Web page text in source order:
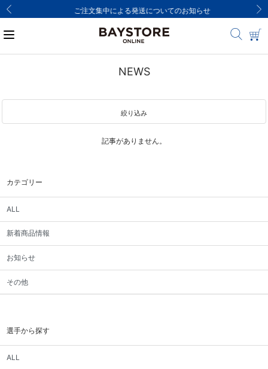
ご注文集中による発送についてのお知らせ
カテゴリー
ALL
新着商品情報
お知らせ
その他
選手から探す
ALL
NEWS
絞り込み
記事がありません。